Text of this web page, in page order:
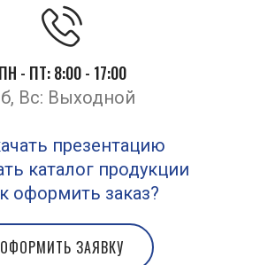
ПН - ПТ: 8:00 - 17:00
Вс: Выходной
презентацию
каталог продукции
оформить заказ?
ОФОРМИТЬ ЗАЯВКУ